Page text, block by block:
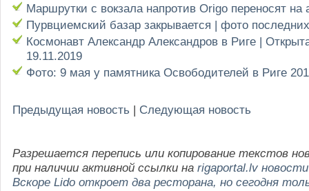
Маршрутки с вокзала напротив Origo переносят на
Пурвциемский базар закрывается | фото
Космонавт Александр Александров в Риге |
19.11.2019
Фото: 9 мая у памятника Освободителей в Риге
Предыдущая новость | Следующая новость
Разрешается перепись или копирование текстов
при наличии активной ссылки на rigaportal.lv новости
Вскоре Lido откроет два ресторана, но сегодня